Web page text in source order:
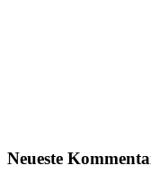
Neueste